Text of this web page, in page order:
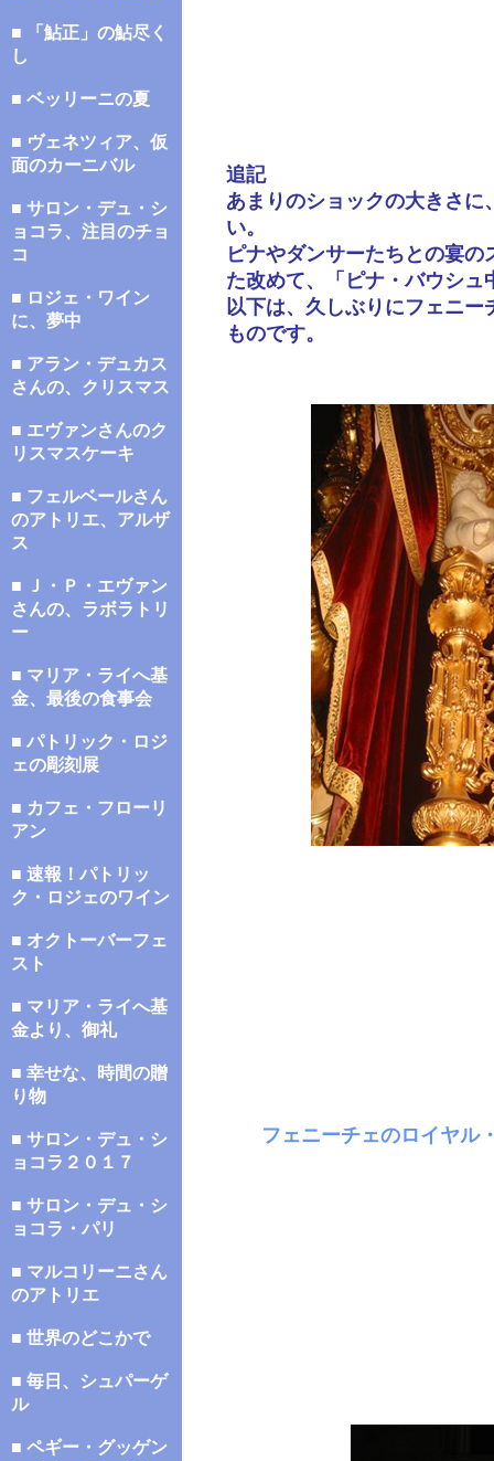
■ 「鮎正」の鮎尽く
し
■ ベッリーニの夏
■ ヴェネツィア、仮
面のカーニバル
■ サロン・デュ・シ
ョコラ、注目のチョ
コ
■ ロジェ・ワイン
に、夢中
■ アラン・デュカス
さんの、クリスマス
■ エヴァンさんのク
リスマスケーキ
■ フェルベールさん
のアトリエ、アルザ
ス
■ Ｊ・Ｐ・エヴァン
さんの、ラボラトリ
ー
■ マリア・ライへ基
金、最後の食事会
■ パトリック・ロジ
ェの彫刻展
■ カフェ・フローリ
アン
■ 速報！パトリッ
ク・ロジェのワイン
■ オクトーバーフェ
スト
■ マリア・ライへ基
金より、御礼
■ 幸せな、時間の贈
り物
■ サロン・デュ・シ
ョコラ２０１７
■ サロン・デュ・シ
ョコラ・パリ
■ マルコリーニさん
のアトリエ
■ 世界のどこかで
■ 毎日、シュパーゲ
ル
■ ペギー・グッゲン
追記
あまりのショックの大きさ
い。
ピナやダンサーたちとの宴
た改めて、「ピナ・バウシ
以下は、久しぶりにフェニ
ものです。
フェニーチェのロイヤル